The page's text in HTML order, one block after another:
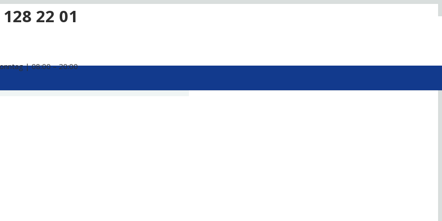
22 01
| 08:00 – 20:00